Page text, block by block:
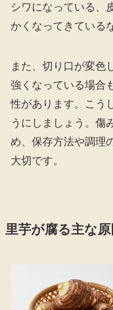
シワになっている、
かくなってきている
また、切り口が変色
強くなっている場合
性があります。こう
うにしましょう。傷
め、保存方法や調理
大切です。
里芋が腐る主な